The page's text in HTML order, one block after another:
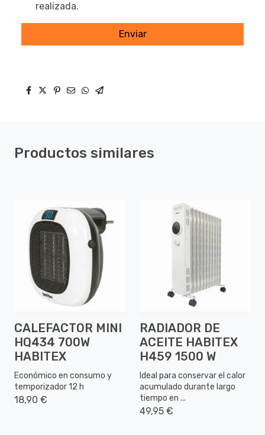
realizada.
Enviar
Productos similares
CALEFACTOR MINI
HQ434 700W
HABITEX
Económico en consumo y
temporizador 12 h
18,90 €
RADIADOR DE
ACEITE HABITEX
H459 1500 W
Ideal para conservar el calor
acumulado durante largo
tiempo en ...
49,95 €